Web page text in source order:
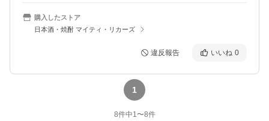
購入したストア
日本酒・焼酎 マイティ・リカーズ
違反報告 いいね 0
1
8件中1〜8件